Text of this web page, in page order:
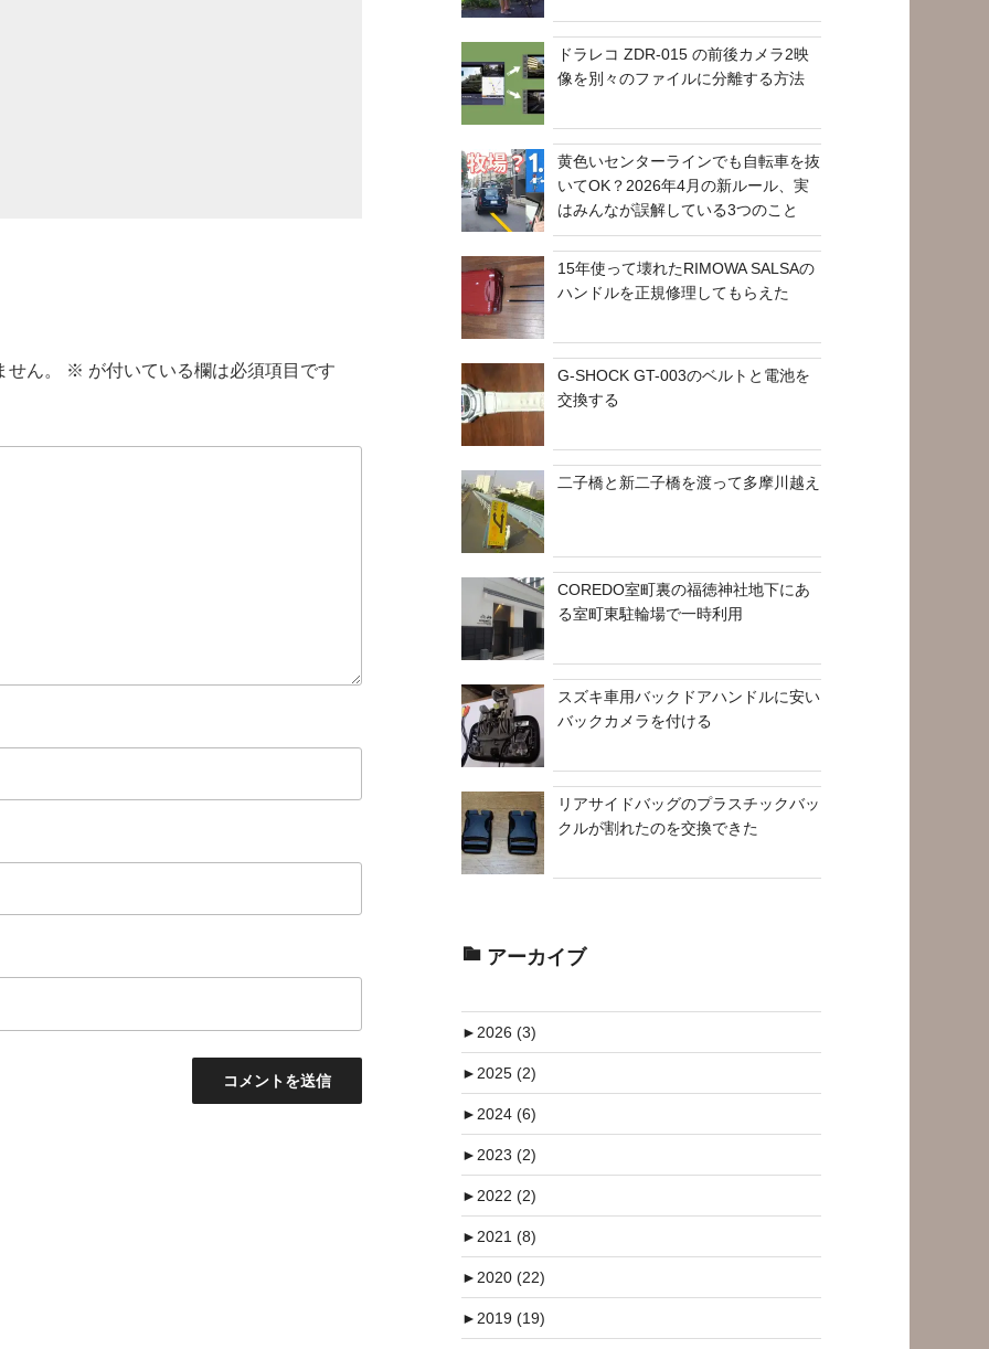
ん。 ※ が付いている欄は必須項目です
ドラレコ ZDR-015 の前後カメラ2映
像を別々のファイルに分離する方法
黄色いセンターラインでも自転車を抜
いてOK？2026年4月の新ルール、実
はみんなが誤解している3つのこと
15年使って壊れたRIMOWA SALSAの
ハンドルを正規修理してもらえた
G-SHOCK GT-003のベルトと電池を
交換する
二子橋と新二子橋を渡って多摩川越え
COREDO室町裏の福徳神社地下にあ
る室町東駐輪場で一時利用
スズキ車用バックドアハンドルに安い
バックカメラを付ける
リアサイドバッグのプラスチックバッ
クルが割れたのを交換できた
アーカイブ
►2026 (3)
►2025 (2)
►2024 (6)
►2023 (2)
►2022 (2)
►2021 (8)
►2020 (22)
►2019 (19)